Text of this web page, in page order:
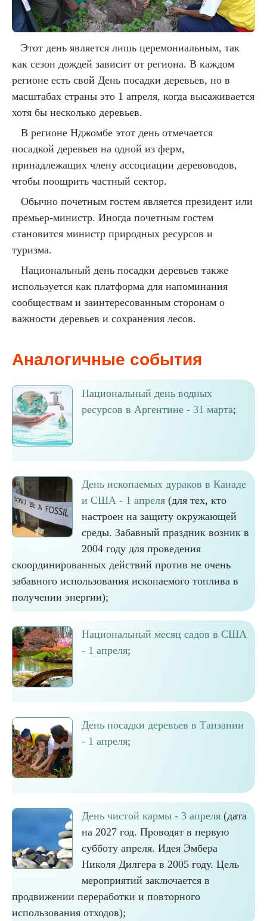
Этот день является лишь церемониальным, так
как сезон дождей зависит от региона. В каждом
регионе есть свой День посадки деревьев, но в
масштабах страны это 1 апреля, когда высаживается
хотя бы несколько деревьев.
В регионе Нджомбе этот день отмечается
посадкой деревьев на одной из ферм,
принадлежащих члену ассоциации деревоводов,
чтобы поощрить частный сектор.
Обычно почетным гостем является президент или
премьер-министр. Иногда почетным гостем
становится министр природных ресурсов и
туризма.
Национальный день посадки деревьев также
используется как платформа для напоминания
сообществам и заинтересованным сторонам о
важности деревьев и сохранения лесов.
Аналогичные события
Национальный день водных
ресурсов в Аргентине - 31 марта;
День ископаемых дураков в Канаде
и США - 1 апреля (для тех, кто
настроен на защиту окружающей
среды. Забавный праздник возник в
2004 году для проведения
скоординированных действий против не очень
забавного использования ископаемого топлива в
получении энергии);
Национальный месяц садов в США
- 1 апреля;
День посадки деревьев в Танзании
- 1 апреля;
День чистой кармы - 3 апреля (дата
на 2027 год. Проводят в первую
субботу апреля. Идея Эмбера
Николя Дилгера в 2005 году. Цель
мероприятий заключается в
продвижении переработки и повторного
использования отходов);